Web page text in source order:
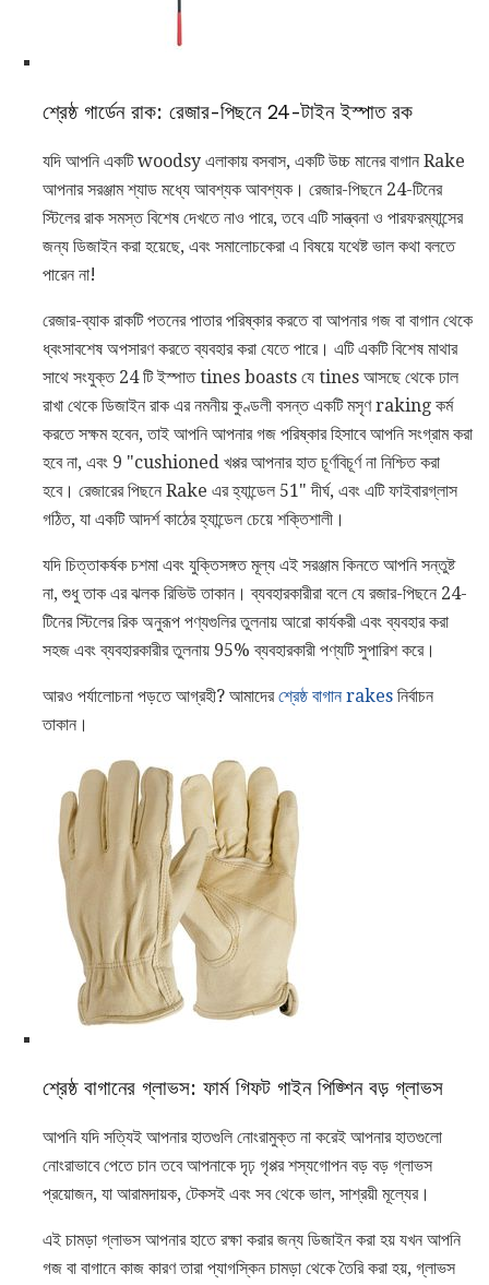
শ্রেষ্ঠ গার্ডেন রাক: রেজার-পিছনে 24-টাইন ইস্পাত রক
যদি আপনি একটি woodsy এলাকায় বসবাস, একটি উচ্চ মানের বাগান Rake
আপনার সরঞ্জাম শ্যাড মধ্যে আবশ্যক আবশ্যক। রেজার-পিছনে 24-টিনের
স্টিলের রাক সমস্ত বিশেষ দেখতে নাও পারে, তবে এটি সান্ত্বনা ও পারফরম্যান্সের
জন্য ডিজাইন করা হয়েছে, এবং সমালোচকেরা এ বিষয়ে যথেষ্ট ভাল কথা বলতে
পারেন না!
রেজার-ব্যাক রাকটি পতনের পাতার পরিষ্কার করতে বা আপনার গজ বা বাগান থেকে
ধ্বংসাবশেষ অপসারণ করতে ব্যবহার করা যেতে পারে। এটি একটি বিশেষ মাথার
সাথে সংযুক্ত 24 টি ইস্পাত tines boasts যে tines আসছে থেকে ঢাল
রাখা থেকে ডিজাইন রাক এর নমনীয় কুণ্ডলী বসন্ত একটি মসৃণ raking কর্ম
করতে সক্ষম হবেন, তাই আপনি আপনার গজ পরিষ্কার হিসাবে আপনি সংগ্রাম করা
হবে না, এবং 9 "cushioned খপ্পর আপনার হাত চূর্ণবিচূর্ণ না নিশ্চিত করা
হবে। রেজারের পিছনে Rake এর হ্যান্ডেল 51" দীর্ঘ, এবং এটি ফাইবারগ্লাস
গঠিত, যা একটি আদর্শ কাঠের হ্যান্ডেল চেয়ে শক্তিশালী।
যদি চিত্তাকর্ষক চশমা এবং যুক্তিসঙ্গত মূল্য এই সরঞ্জাম কিনতে আপনি সন্তুষ্ট
না, শুধু তাক এর ঝলক রিভিউ তাকান। ব্যবহারকারীরা বলে যে রজার-পিছনে 24-
টিনের স্টিলের রিক অনুরূপ পণ্যগুলির তুলনায় আরো কার্যকরী এবং ব্যবহার করা
সহজ এবং ব্যবহারকারীর তুলনায় 95% ব্যবহারকারী পণ্যটি সুপারিশ করে।
আরও পর্যালোচনা পড়তে আগ্রহী? আমাদেরশ্রেষ্ঠ বাগান rakes নির্বাচন
তাকান।
শ্রেষ্ঠ বাগানের গ্লাভস: ফার্ম গিফট গাইন পিজ্শিন বড় গ্লাভস
আপনি যদি সত্যিই আপনার হাতগুলি নোংরামুক্ত না করেই আপনার হাতগুলো
নোংরাভাবে পেতে চান তবে আপনাকে দৃঢ় গৃপ্পর শস্যগোপন বড় বড় গ্লাভস
প্রয়োজন, যা আরামদায়ক, টেকসই এবং সব থেকে ভাল, সাশ্রয়ী মূল্যের।
এই চামড়া গ্লাভস আপনার হাতে রক্ষা করার জন্য ডিজাইন করা হয় যখন আপনি
গজ বা বাগানে কাজ কারণ তারা প্যাগস্কিন চামড়া থেকে তৈরি করা হয়, গ্লাভস